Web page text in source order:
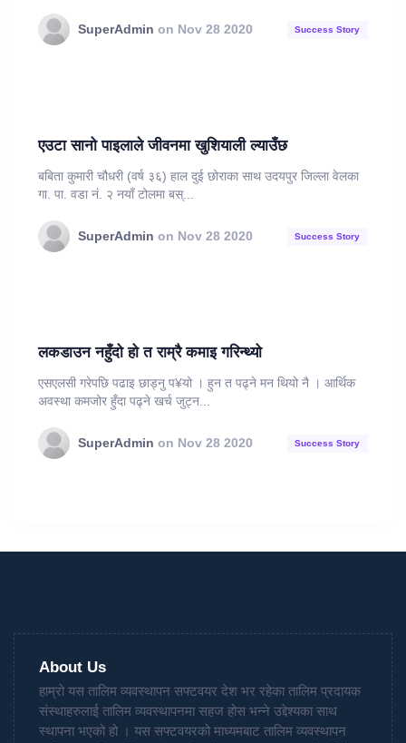
SuperAdmin on Nov 28 2020 Success Story
एउटा सानो पाइलाले जीवनमा खुशियाली ल्याउँछ
बबिता कुमारी चौधरी (वर्ष ३६) हाल दुई छोराका साथ उदयपुर जिल्ला वेलका
गा. पा. वडा नं. २ नयाँ टोलमा बस्...
SuperAdmin on Nov 28 2020 Success Story
लकडाउन नहुँदो हो त राम्रै कमाइ गरिन्थ्यो
एसएलसी गरेपछि पढाइ छाड्नु प¥यो । हुन त पढ्ने मन थियो नै । आर्थिक
अवस्था कमजोर हुँदा पढ्ने खर्च जुट्न...
SuperAdmin on Nov 28 2020 Success Story
About Us
हाम्रो यस तालिम व्यवस्थापन सफ्टवयर देश भर रहेका तालिम प्रदायक
संस्थाहरुलाई तालिम व्यवस्थापनमा सहज होस भन्ने उद्देश्यका साथ
स्थापना भएको हो । यस सफ्टवयरको माध्यमबाट तालिम व्यवस्थापन